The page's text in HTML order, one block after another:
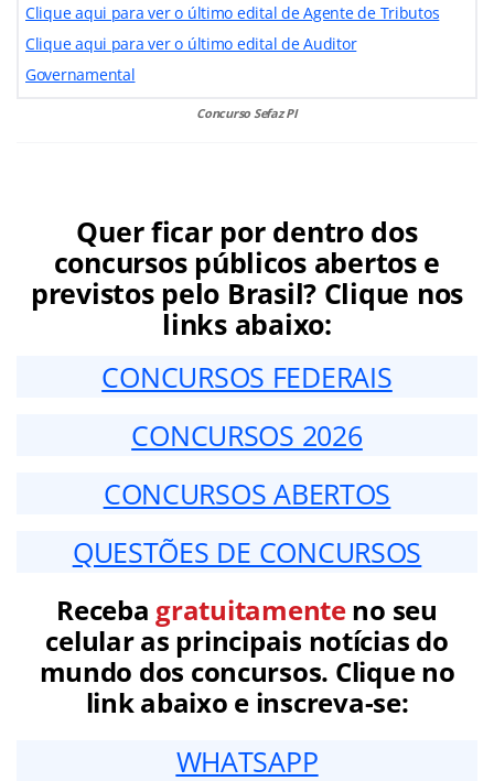
Clique aqui para ver o último edital de Agente de Tributos
Clique aqui para ver o último edital de Auditor
Governamental
Concurso Sefaz PI
Quer ficar por dentro dos
concursos públicos abertos e
previstos pelo Brasil? Clique nos
links abaixo:
CONCURSOS FEDERAIS
CONCURSOS 2026
CONCURSOS ABERTOS
QUESTÕES DE CONCURSOS
Receba gratuitamenteno seu
celular as principais notícias do
mundo dos concursos. Clique no
link abaixo e inscreva-se:
WHATSAPP